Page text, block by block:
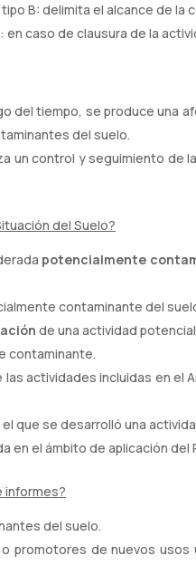
B: delimita el alcance de la
caso de clausura de la
del tiempo, se produce una
del suelo.
un control y seguimiento
del Suelo?
potencialmente
contaminante del
de una actividad
contaminante.
actividades incluidas en el
el que se desarrolló una
el ámbito de aplicación
informes?
del suelo.
promotores de nuevos